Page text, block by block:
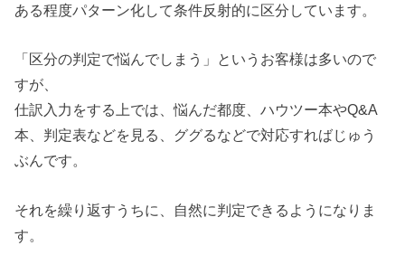
ある程度パターン化して条件反射的に区分しています。
「区分の判定で悩んでしまう」というお客様は多いので
すが、
仕訳入力をする上では、悩んだ都度、ハウツー本やQ&A
本、判定表などを見る、ググるなどで対応すればじゅう
ぶんです。
それを繰り返すうちに、自然に判定できるようになりま
す。